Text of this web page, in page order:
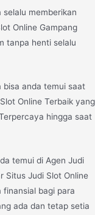
selalu memberikan
Online Gampang
tanpa henti selalu
bisa anda temui saat
Online Terbaik yang
hingga saat
temui di Agen Judi
Situs Judi Slot Online
bagi para
ada dan tetap setia